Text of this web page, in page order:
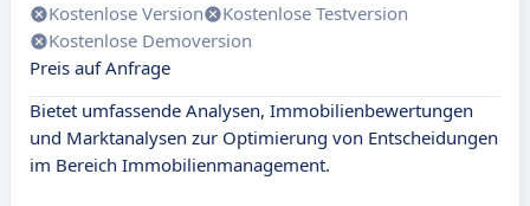
Kostenlose Version
Kostenlose Testversion
Kostenlose Demoversion
Preis auf Anfrage
Bietet umfassende Analysen, Immobilienbewertungen
und Marktanalysen zur Optimierung von Entscheidungen
im Bereich Immobilienmanagement.